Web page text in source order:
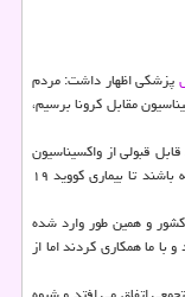
پزشکی اظهار داشت: مردم
مقابل کرونا برسیم،
قبولی از واکسیناسیون
مقابل کرونا برسیم مردم به سفر نروند و دورهمی نداشته باشند تا بیماری کووید ۱۹
و همین طور وارد شده
ما همکاری کردند اما از